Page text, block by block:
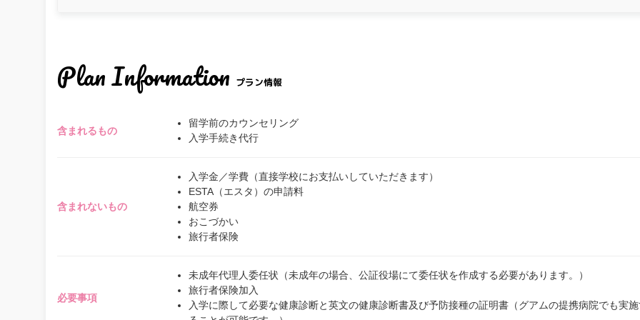
Plan Information プラン情報
含まれるもの
留学前のカウンセリング
入学手続き代行
含まれないもの
入学金／学費（直接学校にお支払いしていただきます）
ESTA（エスタ）の申請料
航空券
おこづかい
旅行者保険
必要事項
未成年代理人委任状（未成年の場合、公証役場にて委任状を作成する必要があります。）
旅行者保険加入
入学に際して必要な健康診断と英文の健康診断書及び予防接種の証明書（グアムの提携病院でも実